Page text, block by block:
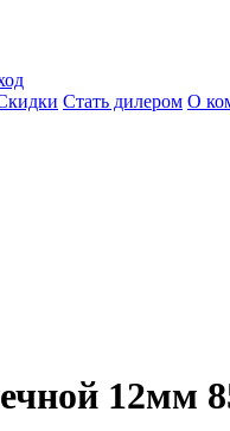
Стать дилером О
12мм